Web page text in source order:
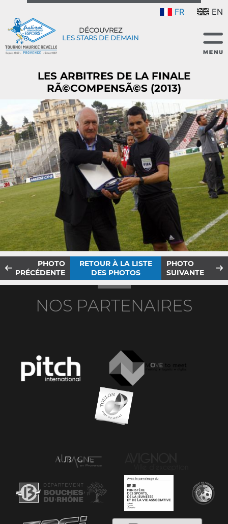
FR EN
DÉCOUVREZ
LES STARS DE DEMAIN
LES ARBITRES DE LA FINALE
RÃ©COMPENSÃ©S (2013)
PHOTO
PRÉCÉDENTE
RETOUR À LA LISTE
DES PHOTOS
PHOTO
SUIVANTE
NOS PARTENAIRES